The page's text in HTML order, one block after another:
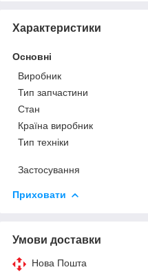
Характеристики
Основні
Виробник
Тип запчастини
Стан
Країна виробник
Тип техніки
Застосування
Приховати
Умови доставки
Нова Пошта